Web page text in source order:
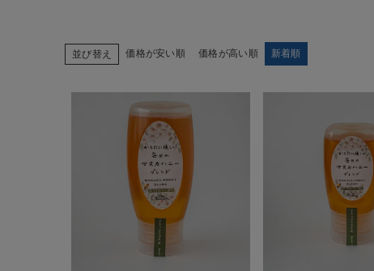
並び替え 価格が安い順 価格が高い順 新着順